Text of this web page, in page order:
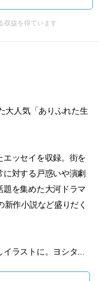
収益を得ています
大人気「ありふれた生
ッセイを収録。街を
対する戸惑いや演劇
を集めた大河ドラマ
新作小説など盛りだく
ラストに。ヨシタ...